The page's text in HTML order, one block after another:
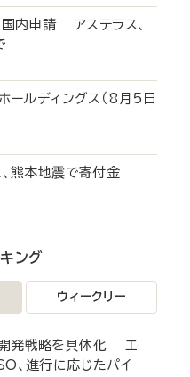
国内申請 アステラス、
ールディングス（8月5日
、熊本地震で寄付金
ング
ウィークリー
開発戦略を具体化 エ
、進行に応じたパイ